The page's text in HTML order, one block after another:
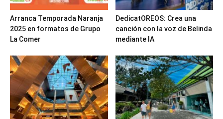
Arranca Temporada Naranja
2025 en formatos de Grupo
La Comer
DedicatOREOS: Crea una
canción con la voz de Belinda
mediante IA